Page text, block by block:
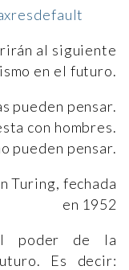
al siguiente
en el futuro.
pueden pensar.
con hombres.
pueden pensar.
Turing, fechada
en 1952
poder de la
Es decir: